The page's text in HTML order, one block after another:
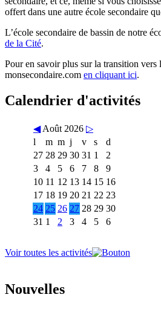
offert dans une autre école secondaire
L’école secondaire de bassin de notre
de la Cité.
Pour en savoir plus sur la transition vers
monsecondaire.com en cliquant ici.
Calendrier d'activités
◀ Août 2026 ▷
l
m m j v s
d
27 28 29 30 31 1
2
3
4 5 6 7 8
9
10 11 12 13 14 15 16
17 18 19 20 21 22 23
24 25 26 27 28 29 30
31 1 2 3 4 5 6
Voir toutes les activités
Nouvelles